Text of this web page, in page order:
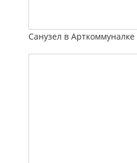
Санузел в Арткоммуналке